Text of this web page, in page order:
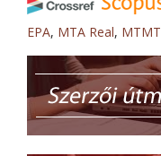
EPA, MTA Real, MTMT